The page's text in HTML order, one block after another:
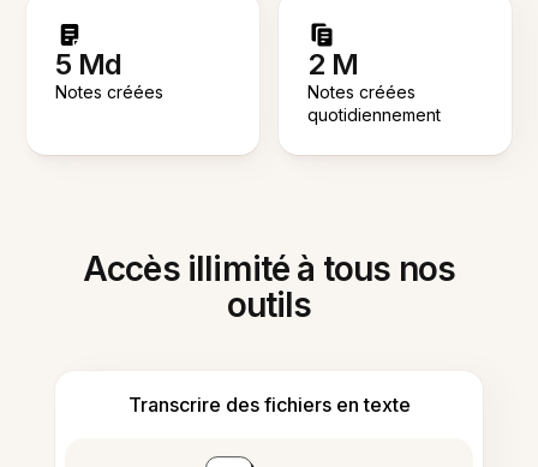
5 Md
Notes créées
2 M
Notes créées
quotidiennement
Accès illimité à tous nos
outils
Transcrire des fichiers en texte